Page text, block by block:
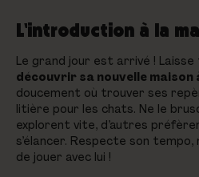
L'introduction à la
Le grand jour est arrivé ! Laisse
découvrir sa nouvelle maison
doucement où trouver ses
litière pour les chats. Ne le
explorent vite, d’autres
s’élancer. Respecte son tempo,
de jouer avec lui !